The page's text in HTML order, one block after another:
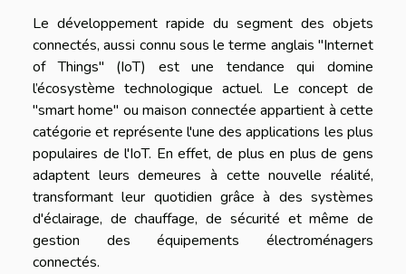
Le développement rapide du segment des objets
connectés, aussi connu sous le terme anglais "Internet
of Things" (IoT) est une tendance qui domine
l’écosystème technologique actuel. Le concept de
"smart home" ou maison connectée appartient à cette
catégorie et représente l'une des applications les plus
populaires de l'IoT. En effet, de plus en plus de gens
adaptent leurs demeures à cette nouvelle réalité,
transformant leur quotidien grâce à des systèmes
d'éclairage, de chauffage, de sécurité et même de
gestion des équipements électroménagers
connectés.